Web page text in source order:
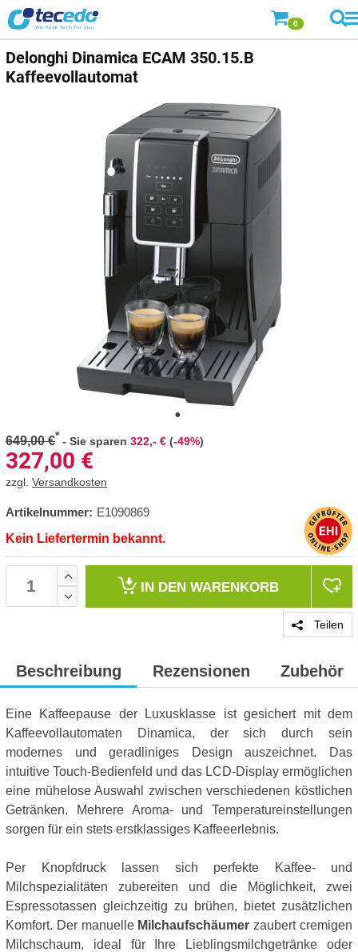
0
Delonghi Dinamica ECAM 350.15.B
Kaffeevollautomat
649,00 €* - Sie sparen 322,- € (-49%)
327,00 €
zzgl. Versandkosten
Artikelnummer: E1090869
Kein Liefertermin bekannt.
IN DEN WARENKORB
Teilen
Beschreibung Rezensionen Zubehör
Eine Kaffeepause der Luxusklasse ist gesichert mit dem
Kaffeevollautomaten Dinamica, der sich durch sein
modernes und geradliniges Design auszeichnet. Das
intuitive Touch-Bedienfeld und das LCD-Display ermöglichen
eine mühelose Auswahl zwischen verschiedenen köstlichen
Getränken. Mehrere Aroma- und Temperatureinstellungen
sorgen für ein stets erstklassiges Kaffeeerlebnis.
Per Knopfdruck lassen sich perfekte Kaffee- und
Milchspezialitäten zubereiten und die Möglichkeit, zwei
Espressotassen gleichzeitig zu brühen, bietet zusätzlichen
Komfort. Der manuelle Milchaufschäumer zaubert cremigen
Milchschaum, ideal für Ihre Lieblingsmilchgetränke oder